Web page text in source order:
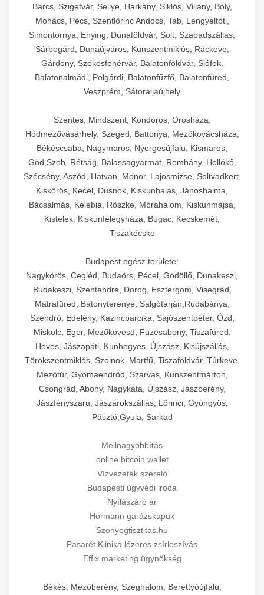
Barcs, Szigetvár, Sellye, Harkány, Siklós, Villány, Bóly,
Mohács, Pécs, Szentlőrinc Andocs, Tab, Lengyeltóti,
Simontornya, Enying, Dunaföldvár, Solt, Szabadszállás,
Sárbogárd, Dunaújváros, Kunszentmiklós, Ráckeve,
Gárdony, Székesfehérvár, Balatonföldvár, Siófok,
Balatonalmádi, Polgárdi, Balatonfűzfő, Balatonfüred,
Veszprém, Sátoraljaújhely
Szentes, Mindszent, Kondoros, Orosháza,
Hódmezővásárhely, Szeged, Battonya, Mezőkovácsháza,
Békéscsaba, Nagymaros, Nyergesújfalu, Kismaros,
Göd,Szob, Rétság, Balassagyarmat, Romhány, Hollókő,
Szécsény, Aszód, Hatvan, Monor, Lajosmizse, Soltvadkert,
Kiskőrös, Kecel, Dusnok, Kiskunhalas, Jánoshalma,
Bácsalmás, Kelebia, Röszke, Mórahalom, Kiskunmajsa,
Kistelek, Kiskunfélegyháza, Bugac, Kecskemét,
Tiszakécske
Budapest egész területe:
Nagykörös, Cegléd, Budaörs, Pécel, Gödöllő, Dunakeszi,
Budakeszi, Szentendre, Dorog, Esztergom, Visegrád,
Mátrafüred, Bátonyterenye, Salgótarján,Rudabánya,
Szendrő, Edelény, Kazincbarcika, Sajószentpéter, Ózd,
Miskolc, Eger, Mezőkövesd, Füzesabony, Tiszafüred,
Heves, Jászapáti, Kunhegyes, Újszász, Kisújszállás,
Törökszentmiklós, Szolnok, Martfű, Tiszaföldvár, Túrkeve,
Mezőtúr, Gyomaendrőd, Szarvas, Kunszentmárton,
Csongrád, Abony, Nagykáta, Újszász, Jászberény,
Jászfényszaru, Jászárokszállás, Lőrinci, Gyöngyös,
Pásztó,Gyula, Sarkad
Mellnagyobbítás
online bitcoin wallet
Vízvezeték szerelő
Budapesti ügyvédi iroda
Nyílászáró ár
Hörmann garázskapuk
Szonyegtisztitas.hu
Pasarét Klinika lézeres zsírleszívás
Effix marketing ügynökség
Békés, Mezőberény, Szeghalom, Berettyóújfalu,